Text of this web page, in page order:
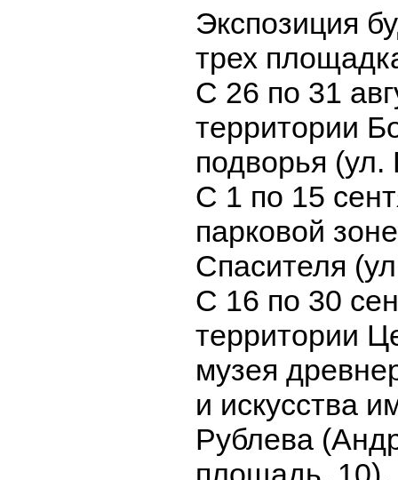
Экспозиция
трех
С 26 по 31
территории
подворья (ул.
С 1 по 15
парковой
Спасителя
С 16 по 30
территории
музея
и искусства
Рублева